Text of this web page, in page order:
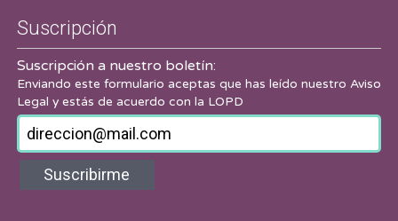
Suscripción
Suscripción a nuestro boletín:
Enviando este formulario aceptas que has leído nuestro Aviso
Legal y estás de acuerdo con la LOPD
Suscribirme